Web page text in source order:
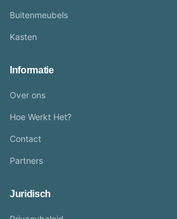
Buitenmeubels
Kasten
Informatie
Over ons
Hoe Werkt Het?
Contact
Partners
Juridisch